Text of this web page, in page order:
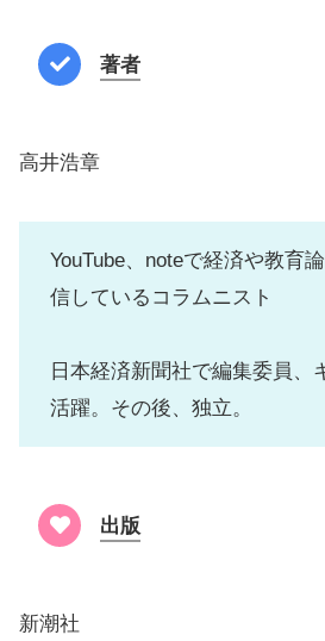
著者
高井浩章
YouTube、noteで経済や教育
信しているコラムニスト
日本経済新聞社で編集委員、
活躍。その後、独立。
出版
新潮社